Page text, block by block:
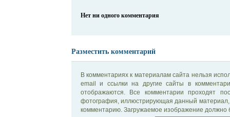
Нет ни одного комментария
Разместить комментарий
В комментариях к материалам сайта нельзя
email и ссылки на другие сайты в
отображаются. Все комментарии проходят
фотография, иллюстрирующая данный материал,
комментарию. Загружаемое изображение должно